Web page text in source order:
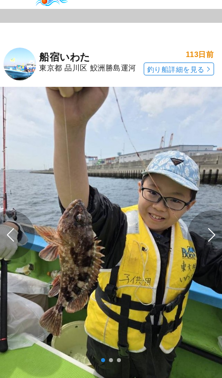
船宿いわた
東京都 品川区 鮫洲勝島運河
113日前
釣り船詳細を見る